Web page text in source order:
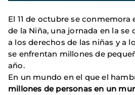
El 11 de octubre se conmemora
de la Niña, una jornada en la se
a los derechos de las niñas y a
se enfrentan millones de
año.
En un mundo en el que el
millones de personas en un